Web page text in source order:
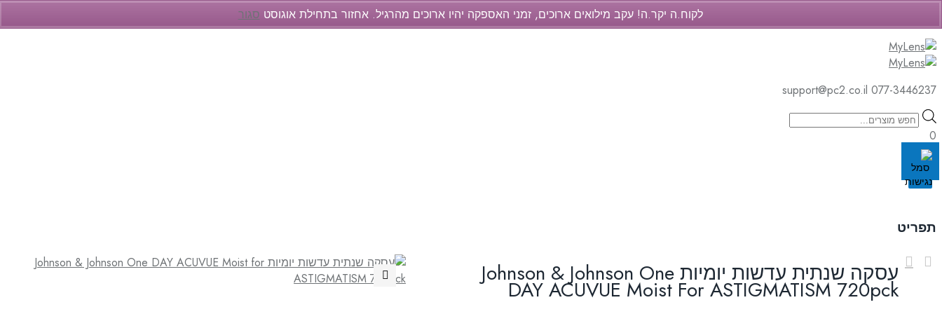
077-3446237
Products
search
0
Cart
content
תפריט
עסקה שנתית עדשות יומיות Johnson & Johnson One
DAY ACUVUE Moist For ASTIGMATISM 720pck
לקוח.ה יקר.ה! עקב מילואים ארוכים, זמני האספקה יהיו ארוכים מהרגיל. אחזור בתחילת אוגוסט סגור